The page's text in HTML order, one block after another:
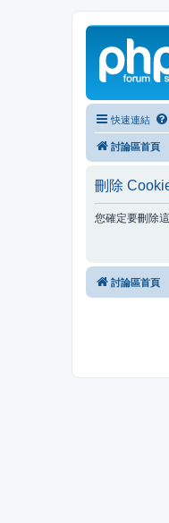
快速連結
討論區首頁
刪除
您確定要刪除
討論區首頁